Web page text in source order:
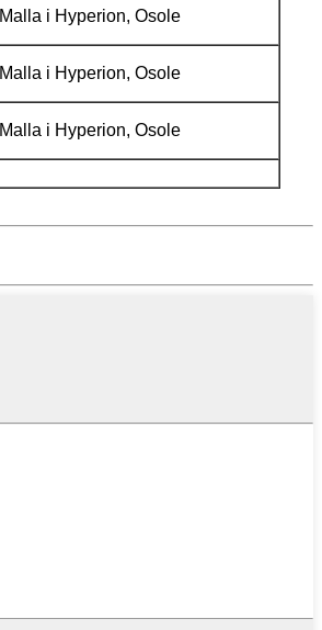
Malla i Hyperion, Osole
Malla i Hyperion, Osole
Malla i Hyperion, Osole